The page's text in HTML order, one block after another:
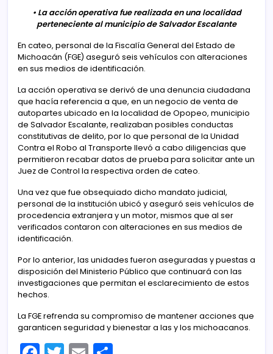
• La acción operativa fue realizada en una localidad
perteneciente al municipio de Salvador Escalante
En cateo, personal de la Fiscalía General del Estado de
Michoacán (FGE) aseguró seis vehículos con alteraciones
en sus medios de identificación.
La acción operativa se derivó de una denuncia ciudadana
que hacía referencia a que, en un negocio de venta de
autopartes ubicado en la localidad de Opopeo, municipio
de Salvador Escalante, realizaban posibles conductas
constitutivas de delito, por lo que personal de la Unidad
Contra el Robo al Transporte llevó a cabo diligencias que
permitieron recabar datos de prueba para solicitar ante un
Juez de Control la respectiva orden de cateo.
Una vez que fue obsequiado dicho mandato judicial,
personal de la institución ubicó y aseguró seis vehículos de
procedencia extranjera y un motor, mismos que al ser
verificados contaron con alteraciones en sus medios de
identificación.
Por lo anterior, las unidades fueron aseguradas y puestas a
disposición del Ministerio Público que continuará con las
investigaciones que permitan el esclarecimiento de estos
hechos.
La FGE refrenda su compromiso de mantener acciones que
garanticen seguridad y bienestar a las y los michoacanos.